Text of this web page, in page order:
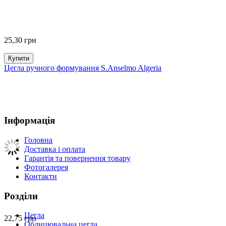
25,30 грн
Купити
Цегла ручного формування S.Anselmo Algeria
22,75 грн
Інформація
Головна
Доставка і оплата
Гарантія та повернення товару
Фотогалерея
Контакти
Розділи
Цегла